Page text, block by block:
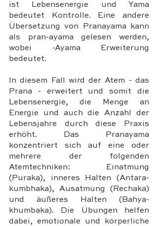
ist Lebensenergie und Yama
bedeutet Kontrolle. Eine andere
Übersetzung von Pranayama kann
als pran-ayama gelesen werden,
wobei -Ayama Erweiterung
bedeutet.
In diesem Fall wird der Atem - das
Prana - erweitert und somit die
Lebensenergie, die Menge an
Energie und auch die Anzahl der
Lebensjahre durch diese Praxis
erhöht. Das Pranayama
konzentriert sich auf eine oder
mehrere der folgenden
Atemtechniken: Einatmung
(Puraka), inneres Halten (Antara-
kumbhaka), Ausatmung (Rechaka)
und äußeres Halten (Bahya-
khumbaka). Die Übungen helfen
dabei, emotionale und körperliche